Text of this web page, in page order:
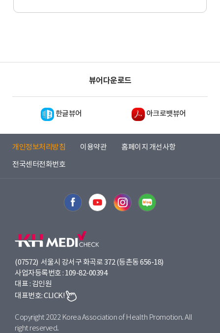
뷰어다운로드
한글뷰어 아크로뱃뷰어
개인정보처리방침 이용약관 홈페이지 개선사항
전국센터전화번호
(07572) 서울시 강서구 화곡로 372 (등촌동 656-18)
사업자등록번호 : 109-82-00394
대표 : 김인원
대표번호:CLICK!
Copyright 2022 Korea Association of Health Promotion. All
right reserved.